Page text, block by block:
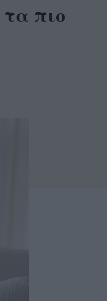
πιο